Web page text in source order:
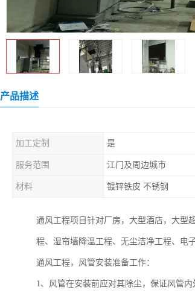
产品描述
加工定制 是
服务范围 江门及周边城市
材料 镀锌铁皮 不锈钢
通风工程项目针对厂房，大型酒店，大型
程、湿帘墙降温工程、无尘洁净工程、电
通风工程，风管安装准备工作：
1、风管在安装前应对其除尘，保证风管